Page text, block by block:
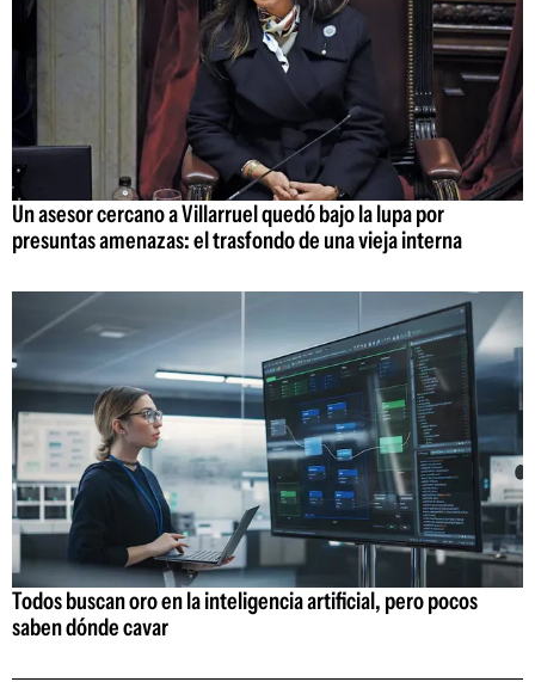
Un asesor cercano a Villarruel quedó bajo la lupa por
presuntas amenazas: el trasfondo de una vieja interna
Todos buscan oro en la inteligencia artificial, pero pocos
saben dónde cavar